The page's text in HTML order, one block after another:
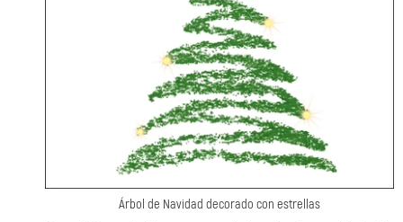
Árbol de Navidad decorado con estrellas